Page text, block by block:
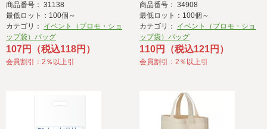
商品番号： 31138
最低ロット：100個～
カテゴリ： イベント（プロモ・ショ
ップ袋）バッグ
107円（税込118円）
会員割引：2％以上引
商品番号： 34908
最低ロット：100個～
カテゴリ： イベント（プロモ・ショ
ップ袋）バッグ
110円（税込121円）
会員割引：2％以上引